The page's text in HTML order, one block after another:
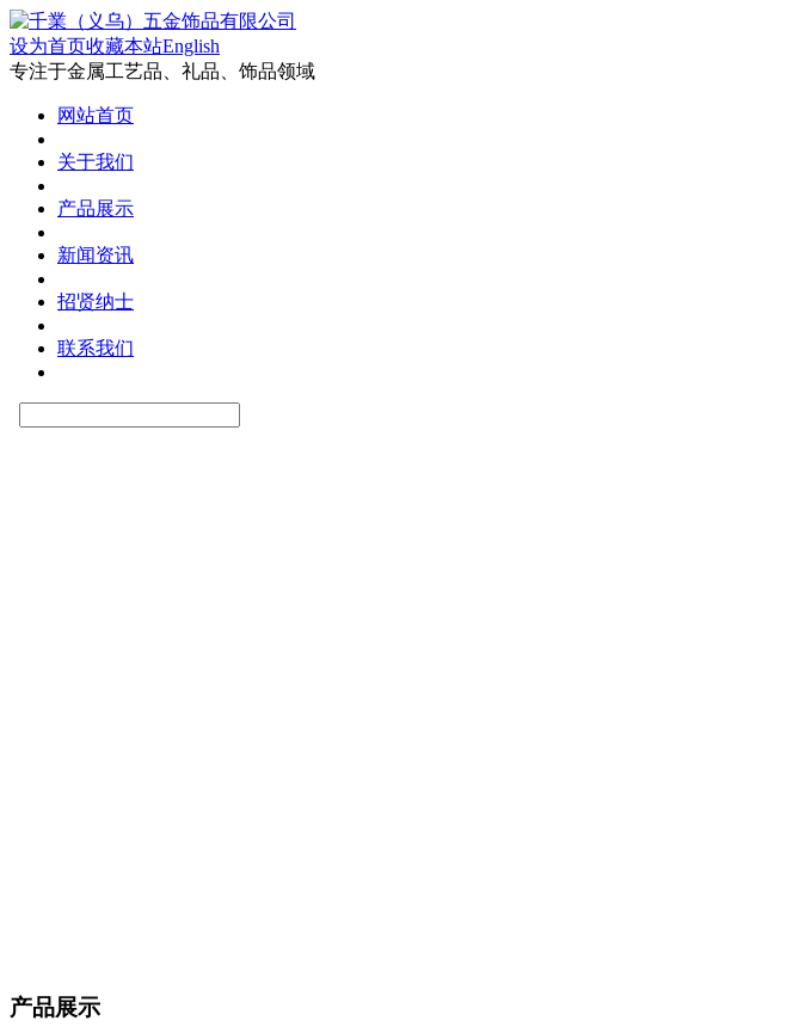
设为首页收藏本站English
专注于金属工艺品、礼品、饰品领域
网站首页
关于我们
产品展示
新闻资讯
招贤纳士
联系我们
产品展示